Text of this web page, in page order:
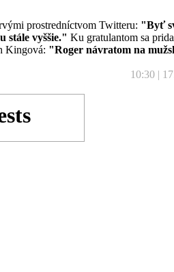
prostredníctvom Twitteru: "Byť
stále vyššie." Ku gratulantom sa
Kingová: "Roger návratom na
10:30 |